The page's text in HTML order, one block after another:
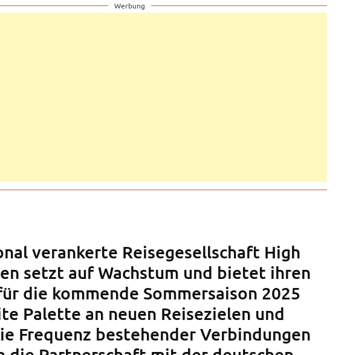
Werbung
verankerte Reisegesellschaft High
setzt auf Wachstum und bietet ihren
die kommende Sommersaison 2025
Palette an neuen Reisezielen und
Frequenz bestehender Verbindungen